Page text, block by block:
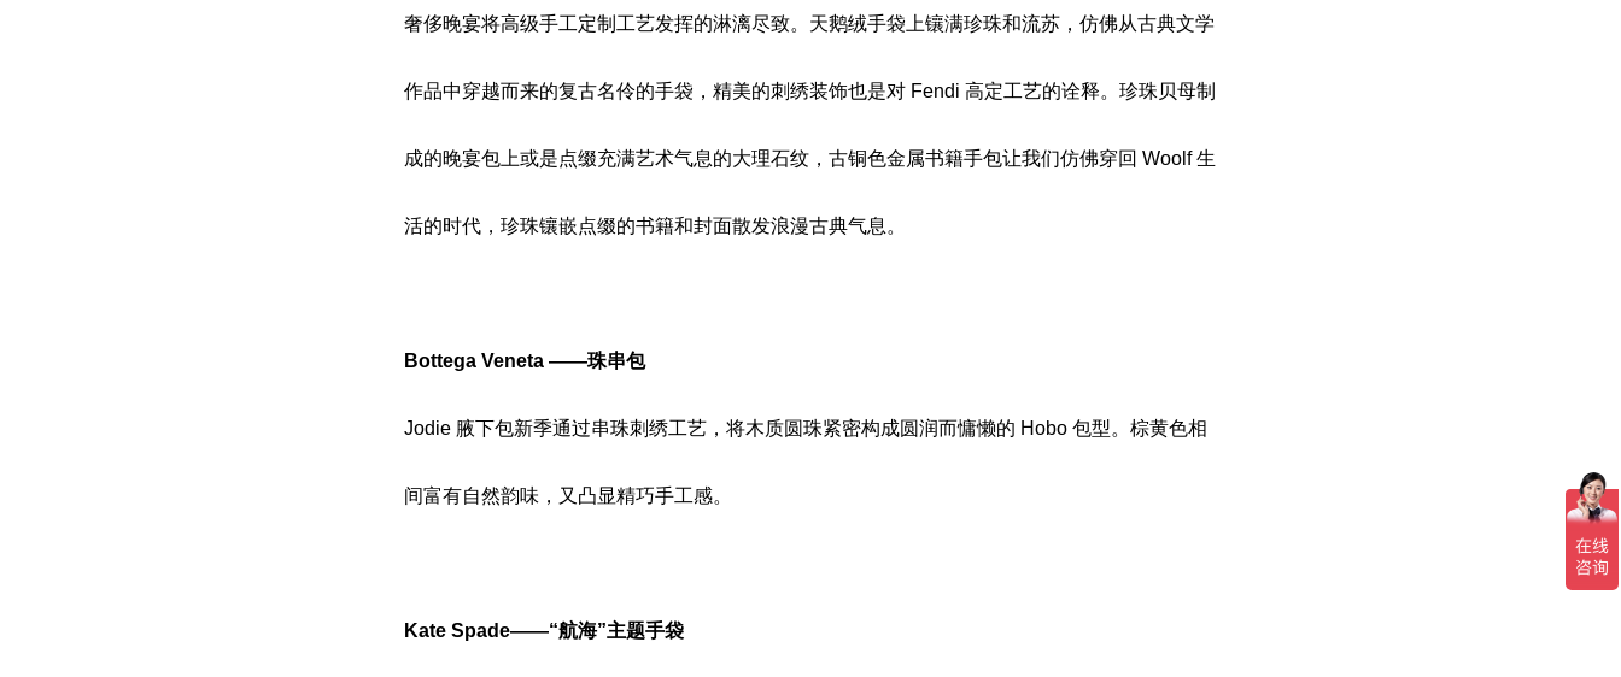
奢侈晚宴将高级手工定制工艺发挥的淋漓尽致。天鹅绒手袋上镶满珍珠和流苏，仿佛从古典文学
作品中穿越而来的复古名伶的手袋，精美的刺绣装饰也是对 Fendi 高定工艺的诠释。珍珠贝母制
成的晚宴包上或是点缀充满艺术气息的大理石纹，古铜色金属书籍手包让我们仿佛穿回 Woolf 生
活的时代，珍珠镶嵌点缀的书籍和封面散发浪漫古典气息。
Bottega Veneta ——珠串包
Jodie 腋下包新季通过串珠刺绣工艺，将木质圆珠紧密构成圆润而慵懒的 Hobo 包型。棕黄色相
间富有自然韵味，又凸显精巧手工感。
Kate Spade——“航海”主题手袋